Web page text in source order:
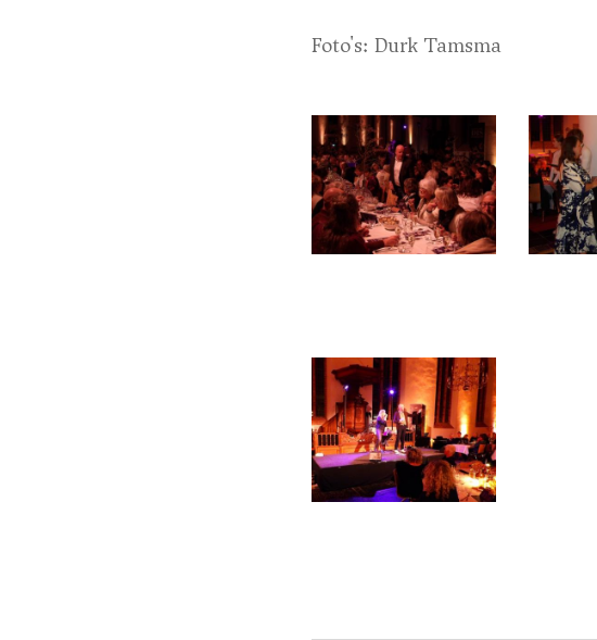
Foto's: Durk Tamsma